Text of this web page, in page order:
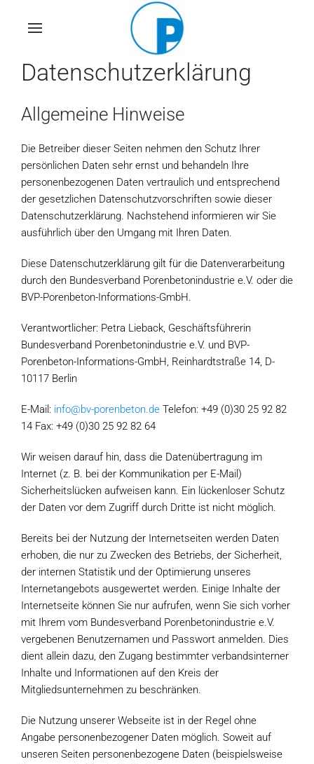
Skip
main
content
Datenschutzerklärung
Allgemeine Hinweise
Die Betreiber dieser Seiten nehmen den Schutz Ihrer
persönlichen Daten sehr ernst und behandeln Ihre
personenbezogenen Daten vertraulich und entsprechend
der gesetzlichen Datenschutzvorschriften sowie dieser
Datenschutzerklärung. Nachstehend informieren wir Sie
ausführlich über den Umgang mit Ihren Daten.
Diese Datenschutzerklärung gilt für die Datenverarbeitung
durch den Bundesverband Porenbetonindustrie e.V. oder die
BVP-Porenbeton-Informations-GmbH.
Verantwortlicher: Petra Lieback, Geschäftsführerin
Bundesverband Porenbetonindustrie e.V. und BVP-
Porenbeton-Informations-GmbH, Reinhardtstraße 14, D-
10117 Berlin
E-Mail: info@bv-porenbeton.de Telefon: +49 (0)30 25 92 82
14 Fax: +49 (0)30 25 92 82 64
Wir weisen darauf hin, dass die Datenübertragung im
Internet (z. B. bei der Kommunikation per E-Mail)
Sicherheitslücken aufweisen kann. Ein lückenloser Schutz
der Daten vor dem Zugriff durch Dritte ist nicht möglich.
Bereits bei der Nutzung der Internetseiten werden Daten
erhoben, die nur zu Zwecken des Betriebs, der Sicherheit,
der internen Statistik und der Optimierung unseres
Internetangebots ausgewertet werden. Einige Inhalte der
Internetseite können Sie nur aufrufen, wenn Sie sich vorher
mit Ihrem vom Bundesverband Porenbetonindustrie e.V.
vergebenen Benutzernamen und Passwort anmelden. Dies
dient allein dazu, den Zugang bestimmter verbandsinterner
Inhalte und Informationen auf den Kreis der
Mitgliedsunternehmen zu beschränken.
Die Nutzung unserer Webseite ist in der Regel ohne
Angabe personenbezogener Daten möglich. Soweit auf
unseren Seiten personenbezogene Daten (beispielsweise